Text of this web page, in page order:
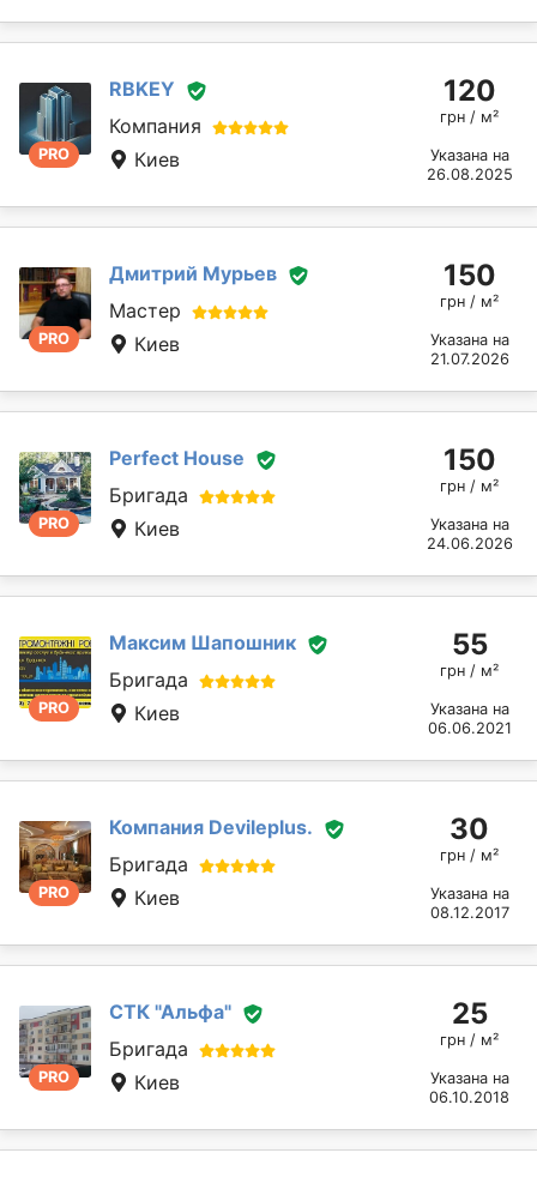
PRO
RBKEY
Компания
Киев
120
грн / м²
Указана на
26.08.2025
PRO
Дмитрий Мурьев
Мастер
Киев
150
грн / м²
Указана на
21.07.2026
PRO
Perfect House
Бригада
Киев
150
грн / м²
Указана на
24.06.2026
PRO
Максим Шапошник
Бригада
Киев
55
грн / м²
Указана на
06.06.2021
PRO
Компания Devileplus.
Бригада
Киев
30
грн / м²
Указана на
08.12.2017
PRO
СТК "Альфа"
Бригада
Киев
25
грн / м²
Указана на
06.10.2018